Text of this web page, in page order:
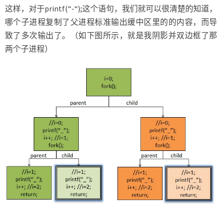
这样，对于printf(“-“);这个语句，我们就可以很清楚的知道，
哪个子进程复制了父进程标准输出缓中区里的的内容，而导
致了多次输出了。（如下图所示，就是我阴影并双边框了那
两个子进程）